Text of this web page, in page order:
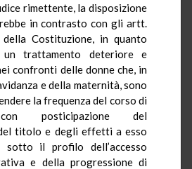
rimettente, la disposizione
in contrasto con gli artt.
Costituzione, in quanto
un trattamento deteriore e
confronti delle donne che, in
e della maternità, sono
la frequenza del corso di
posticipazione del
titolo e degli effetti a esso
sotto il profilo dell’accesso
e della progressione di